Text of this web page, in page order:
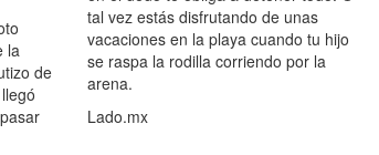
la
de
tal vez estás disfrutando de unas
vacaciones en la playa cuando tu hijo
se raspa la rodilla corriendo por la
arena.
Lado.mx